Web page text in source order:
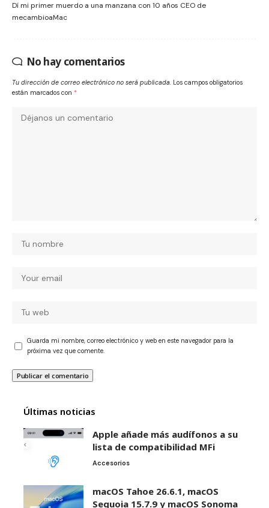
Dí mi primer muerdo a una manzana con 10 años CEO de
mecambioaMac
No hay comentarios
Tu dirección de correo electrónico no será publicada. Los campos obligatorios
están marcados con *
Guarda mi nombre, correo electrónico y web en este navegador para la
próxima vez que comente.
Últimas noticias
Apple añade más audífonos a su
lista de compatibilidad MFi
Accesorios
macOS Tahoe 26.6.1, macOS
Sequoia 15.7.9 y macOS Sonoma